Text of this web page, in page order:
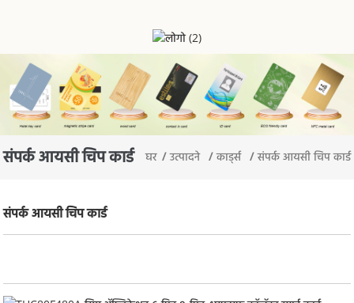
संपर्क आयसी चिप कार्ड घर उत्पादने कार्ड्स संपर्क आयसी चिप कार्ड
संपर्क आयसी चिप कार्ड